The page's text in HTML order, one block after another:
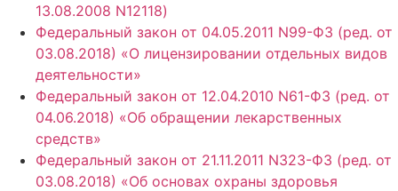
13.08.2008 N12118)
Федеральный закон от 04.05.2011 N99-ФЗ (ред. от
03.08.2018) «О лицензировании отдельных видов
деятельности»
Федеральный закон от 12.04.2010 N61-ФЗ (ред. от
04.06.2018) «Об обращении лекарственных
средств»
Федеральный закон от 21.11.2011 N323-ФЗ (ред. от
03.08.2018) «Об основах охраны здоровья